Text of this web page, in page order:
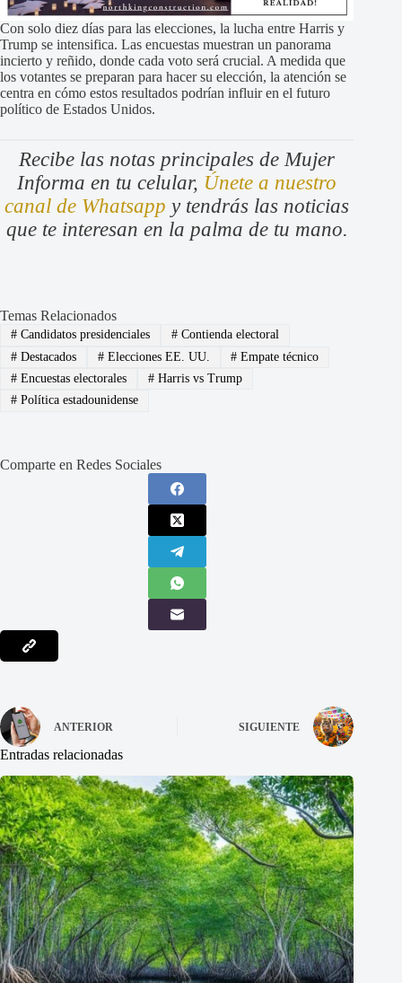
Con solo diez días para las elecciones, la lucha entre Harris y
Trump se intensifica. Las encuestas muestran un panorama
incierto y reñido, donde cada voto será crucial. A medida que
los votantes se preparan para hacer su elección, la atención se
centra en cómo estos resultados podrían influir en el futuro
político de Estados Unidos.
Recibe las notas principales de Mujer
Informa en tu celular, Únete a nuestro
canal de Whatsapp y tendrás las noticias
que te interesan en la palma de tu mano.
Temas Relacionados
#Candidatos presidenciales #Contienda electoral
#Destacados #Elecciones EE. UU. # Empate técnico
#Encuestas electorales #Harris vs Trump
#Política estadounidense
Comparte en Redes Sociales
ANTERIOR SIGUIENTE
Entradas relacionadas